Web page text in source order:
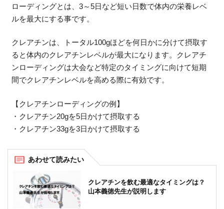
ローディングとは、3～5日など短い日数で体内の栄養レベ
ルを最大にする事です。
クレアチンは、トータル100gほどを何日かに分けて摂取す
ると体内のクレアチンレベルが最大になります。クレアチ
ンローディングは大会など特定のタイミングに向けて短期
間でクレアチンレベルを高める際に有効です。
【クレアチンローディングの例】
・クレアチン20gを5日かけて摂取する
・クレアチン33gを3日かけて摂取する
クレアチンを飲む最適なタイミングは？
山本義徳先生が説明します